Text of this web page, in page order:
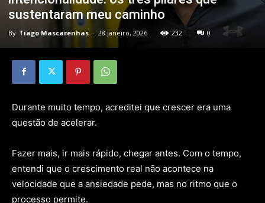
sustentaram meu caminho
By Tiago Mascarenhas - 28 janeiro, 2026 232 0
Durante muito tempo, acreditei que crescer era uma
questão de acelerar.
Fazer mais, ir mais rápido, chegar antes. Com o tempo,
entendi que o crescimento real não acontece na
velocidade que a ansiedade pede, mas no ritmo que o
processo permite.